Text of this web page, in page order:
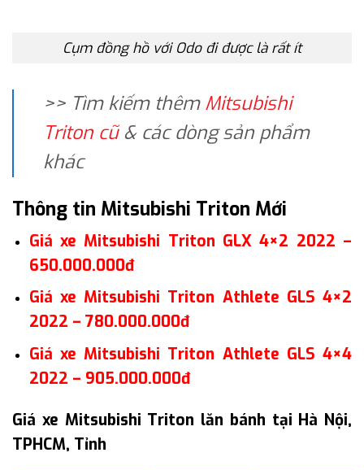
Cụm đồng hồ với Odo đi được là rất ít
>> Tìm kiếm thêmMitsubishi
Triton cũ& các dòng sản phẩm
khác
Thông tin Mitsubishi Triton Mới
Giá xe Mitsubishi Triton GLX 4×2 2022 –
650.000.000đ
Giá xe Mitsubishi Triton Athlete GLS 4×2
2022 – 780.000.000đ
Giá xe Mitsubishi Triton Athlete GLS 4×4
2022 – 905.000.000đ
Giá xe Mitsubishi Triton lăn bánh tại Hà Nội,
TPHCM, Tỉnh